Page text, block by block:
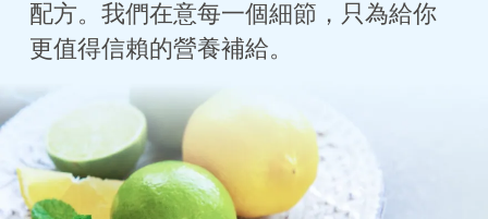
配方。我們在意每一個細節，只為給你
更值得信賴的營養補給。